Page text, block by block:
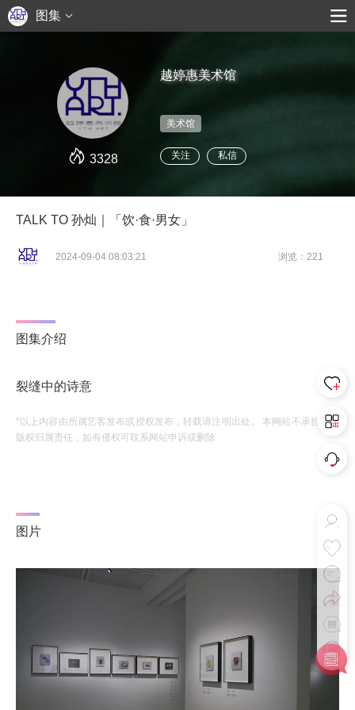
图集
3328
越婷惠美术馆
美术馆
关注 私信
TALK TO 孙灿｜「饮·食·男女」
2024-09-04 08:03:21 浏览：221
图集介绍
裂缝中的诗意
*以上内容由所属艺客发布或授权发布，转载请注明出处。 本网站不承担相应
版权归属责任，如有侵权可联系网站申诉或删除
图片